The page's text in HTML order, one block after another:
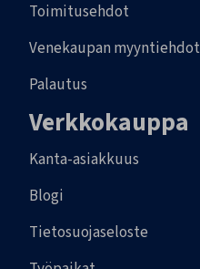
Toimitusehdot
Venekaupan myyntiehdot
Palautus
Verkkokauppa
Kanta-asiakkuus
Blogi
Tietosuojaseloste